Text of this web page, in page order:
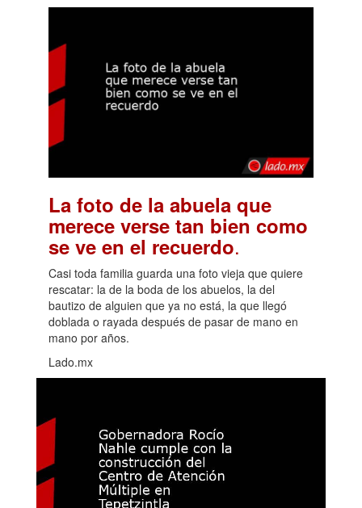
La foto de la abuela que
merece verse tan bien como
se ve en el recuerdo.
Casi toda familia guarda una foto vieja que quiere
rescatar: la de la boda de los abuelos, la del
bautizo de alguien que ya no está, la que llegó
doblada o rayada después de pasar de mano en
mano por años.
Lado.mx